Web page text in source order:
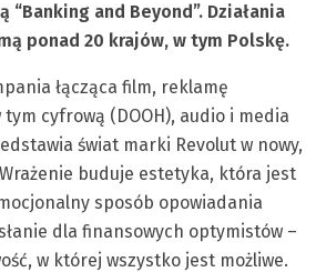
and Beyond”. Działania
ponad 20 krajów, w tym Polskę.
łącząca film, reklamę
cyfrową (DOOH), audio i media
świat marki Revolut w nowy,
buduje estetyka, która jest
sposób opowiadania
dla finansowych optymistów –
w której wszystko jest możliwe.